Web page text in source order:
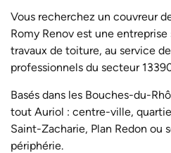
Vous recherchez un couvreur
Romy Renov est une
travaux de toiture, au service
professionnels du secteur
Basés dans les Bouches-du-
tout Auriol : centre-ville,
Saint-Zacharie, Plan Redon ou
périphérie.